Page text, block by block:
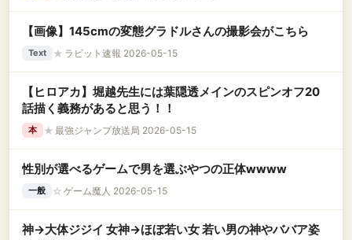
【画像】145cmの変態グラドルさんの撮影会がこちら
Text ★ ラビット速報 2026-05-15
【ヒロアカ】堀越先生には葉隠透メインのスピンオフ20
話描く義務があると思う！！
本 ★ 最強ジャンプ放送局 2026-05-15
性別が選べるゲームで男を選ぶやつの正体wwww
一般 ☆ ゲーム魔人 2026-05-15
神→大体ジジイ 女神→ほぼ若い女 若い男の神やババア姿